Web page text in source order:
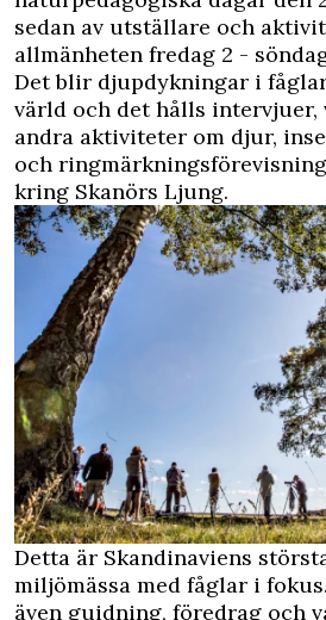
sedan av utställare och
allmänheten fredag 2 -
Det blir djupdykningar i
värld och det hålls intervjuer,
andra aktiviteter om djur,
och
kring Skanörs Ljung.
Detta är Skandinaviens
miljömässa med fåglar i
även guidning, föredrag och